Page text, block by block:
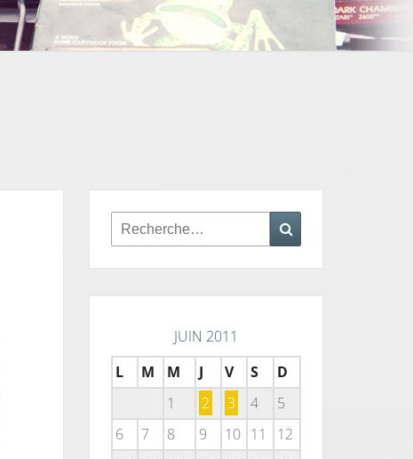
Rechercher :
JUIN 2011
L
M M J V S
D
1
2 3 4
5
6
7 8 9 10 11
12